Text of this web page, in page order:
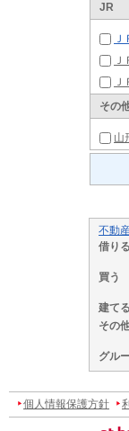
JR
Ｊ
Ｊ
Ｊ
その
山
不動
借りる
買う
建てる
その
グル
個人情報保護方針